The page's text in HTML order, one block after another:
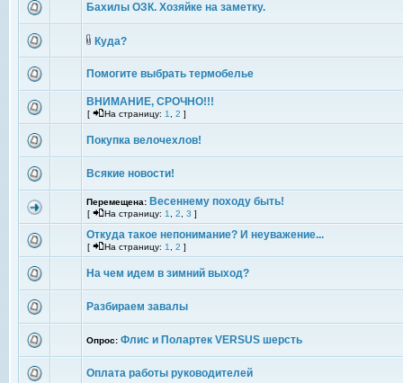
Бахилы ОЗК. Хозяйке на заметку.
Куда?
Помогите выбрать термобелье
ВНИМАНИЕ, СРОЧНО!!!
[ На страницу: 1 2 ]
Покупка велочехлов!
Всякие новости!
Перемещена: Весеннему походу быть!
[ На страницу: 1 2 3 ]
Откуда такое непонимание? И неуважение...
[ На страницу: 1 2 ]
На чем идем в зимний выход?
Разбираем завалы
Опрос: Флис и Полартек VERSUS шерсть
Оплата работы руководителей